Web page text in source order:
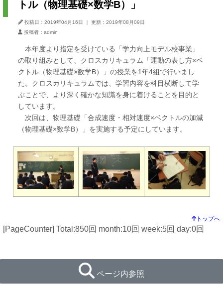
トル（物理基礎×数学B）」
投稿日：2019年04月16日
更新：2019年08月09日
投稿者：admin
本年度より指定を受けている「学力向上モデル校事業」
の取り組みとして、クロスカリキュラム「運動の表し方×ベ
クトル（物理基礎×数学B）」の授業を1年4組で行いまし
た。クロスカリキュラムでは、学習内容を科目横断して学
ぶことで、より深く確かな知識を身に着けることを目的と
しています。
次回は、物理基礎「合成速度・相対速度×ベクトルの加減
（物理基礎×数学B）」を実施する予定にしています。
トップへ
[PageCounter] Total:850回 month:10回 week:5回 day:0回
ページ内参照